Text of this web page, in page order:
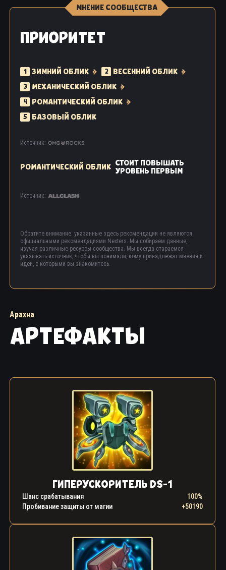
МНЕНИЕ СООБЩЕСТВА
ПРИОРИТЕТ
1 ЗИМНИЙ ОБЛИК 2 ВЕСЕННИЙ ОБЛИК
3 МЕХАНИЧЕСКИЙ ОБЛИК
4 РОМАНТИЧЕСКИЙ ОБЛИК
5 БАЗОВЫЙ ОБЛИК
Источник:
РОМАНТИЧЕСКИЙ ОБЛИК СТОИТ ПОВЫШАТЬ
УРОВЕНЬ ПЕРВЫМ
Источник:
Обратите внимание: указанные здесь рекомендации не являются
официальными рекомендациями Nexters. Мы собираем данные,
изучая различные ресурсы сообщества. Мы всегда стараемся
указывать источник, чтобы вы понимали, кому принадлежат мнения и
идеи, с которыми вы знакомитесь.
Арахна
АРТЕФАКТЫ
ГИПЕРУСКОРИТЕЛЬ DS-1
Шанс срабатывания
100%
Пробивание защиты от магии
+50190